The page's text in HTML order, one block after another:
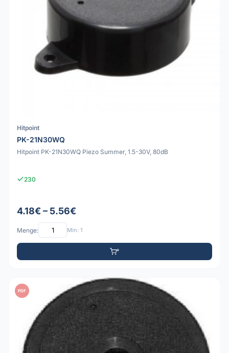
Hitpoint
PK-21N30WQ
Hitpoint PK-21N30WQ Piezo Summer, 1.5-30V, 80dB
230
4.18€ – 5.56€
Menge: Min: 1
PDF